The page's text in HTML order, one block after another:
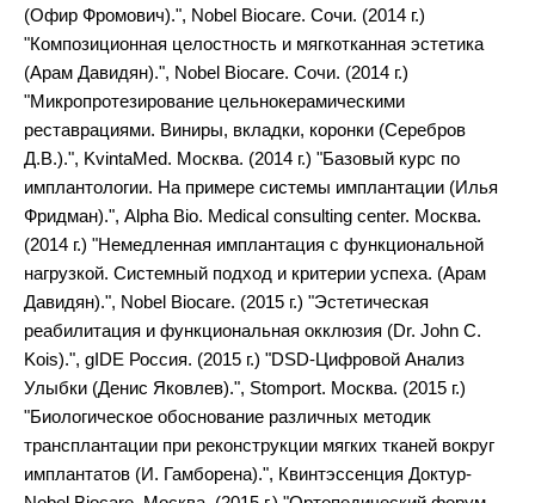
(Офир Фромович).", Nobel Biocare. Сочи. (2014 г.)
"Композиционная целостность и мягкотканная эстетика
(Арам Давидян).", Nobel Biocare. Сочи. (2014 г.)
"Микропротезирование цельнокерамическими
реставрациями. Виниры, вкладки, коронки (Серебров
Д.В.).", KvintaMed. Москва. (2014 г.) "Базовый курс по
имплантологии. На примере системы имплантации (Илья
Фридман).", Alphа Bio. Medical consulting center. Москва.
(2014 г.) "Немедленная имплантация с функциональной
нагрузкой. Системный подход и критерии успеха. (Арам
Давидян).", Nobel Biocare. (2015 г.) "Эстетическая
реабилитация и функциональная окклюзия (Dr. John C.
Kois).", gIDE Россия. (2015 г.) "DSD-Цифровой Анализ
Улыбки (Денис Яковлев).", Stomport. Москва. (2015 г.)
"Биологическое обоснование различных методик
трансплантации при реконструкции мягких тканей вокруг
имплантатов (И. Гамборена).", Квинтэссенция Доктур-